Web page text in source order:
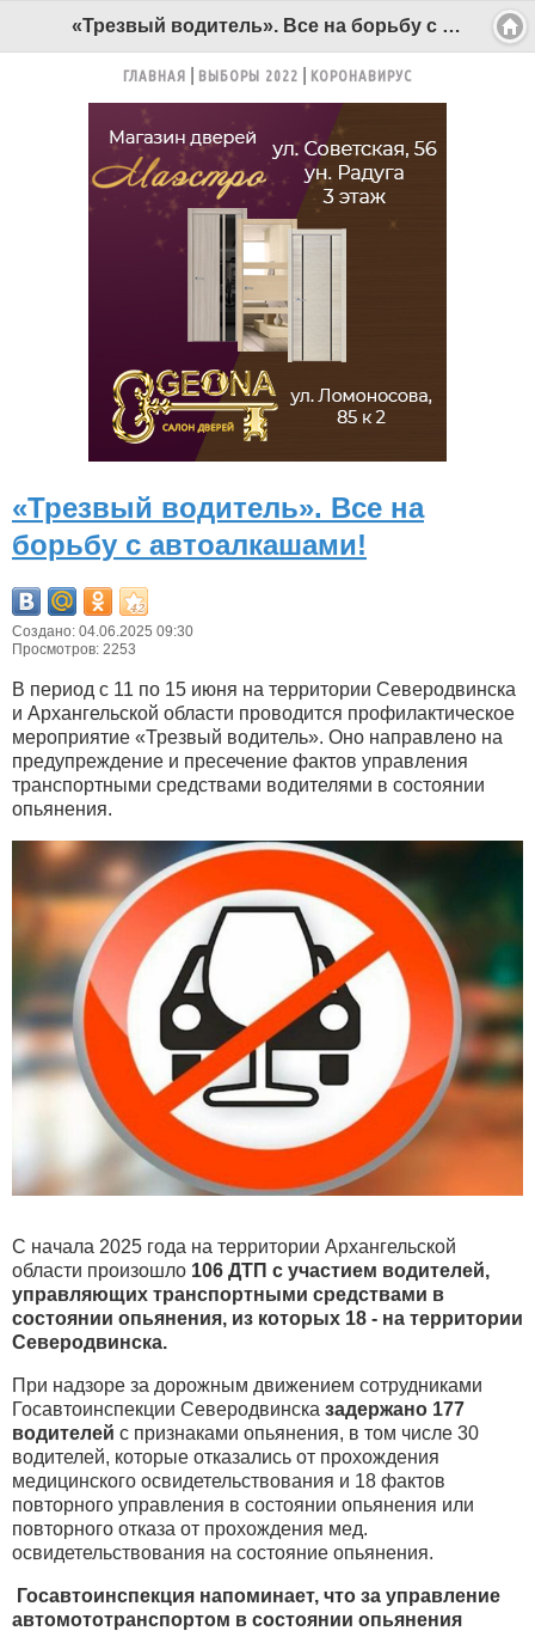
«Трезвый водитель». Все на борьбу с автоалкашами! - Беломорканал Северодвинск tv29.ru
ГЛАВНАЯ ВЫБОРЫ 2022 КОРОНАВИРУС
«Трезвый водитель». Все на
борьбу с автоалкашами!
Создано: 04.06.2025 09:30
Просмотров: 2253
В период с 11 по 15 июня на территории Северодвинска
и Архангельской области проводится профилактическое
мероприятие «Трезвый водитель». Оно направлено на
предупреждение и пресечение фактов управления
транспортными средствами водителями в состоянии
опьянения.
С начала 2025 года на территории Архангельской
области произошло 106 ДТП с участием водителей,
управляющих транспортными средствами в
состоянии опьянения, из которых 18 - на территории
Северодвинска.
При надзоре за дорожным движением сотрудниками
Госавтоинспекции Северодвинска задержано 177
водителей с признаками опьянения, в том числе 30
водителей, которые отказались от прохождения
медицинского освидетельствования и 18 фактов
повторного управления в состоянии опьянения или
повторного отказа от прохождения мед.
освидетельствования на состояние опьянения.
Госавтоинспекция напоминает, что за управление
автомототранспортом в состоянии опьянения